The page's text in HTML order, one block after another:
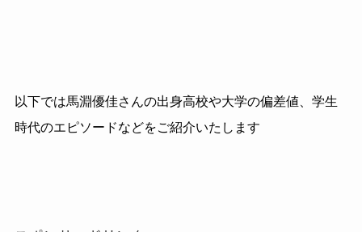
以下では馬淵優佳さんの出身高校や大学の偏差値、学生
時代のエピソードなどをご紹介いたします